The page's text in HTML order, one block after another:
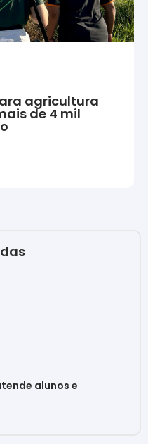
agricultura
de 4 mil
alunos e